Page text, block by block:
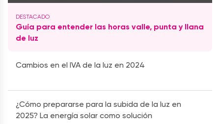
Guía para entender las horas valle, punta y llana
de luz
Cambios en el IVA de la luz en 2024
¿Cómo prepararse para la subida de la luz en
2025? La energía solar como solución